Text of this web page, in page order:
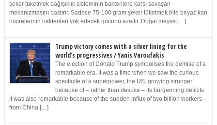
şeker tüketmek bağışıklık sisteminin bakterilere karşı savaşan
mekanizmasını bastırır. Sadece 75-100 gram şeker tüketmek bile beyaz kan
hücrelerinin bakterileri yok edecek gücünü azaltır. Doğal meyve […]
Trump victory comes with a silver lining for the
world’s progressives / Yanis Varoufakis
The election of Donald Trump symbolises the demise of a
remarkable era. It was a time when we saw the curious
spectacle of a superpower, the US, growing stronger
because of – rather than despite – its burgeoning deficits.
It was also remarkable because of the sudden influx of two billion workers –
from China […]